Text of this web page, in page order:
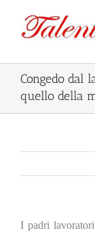
contenuto
Congedo dal
quello della
I padri